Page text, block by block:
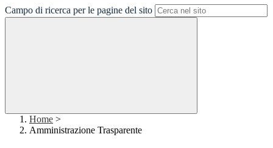
Campo di ricerca per le pagine del sito
Home >
Amministrazione Trasparente